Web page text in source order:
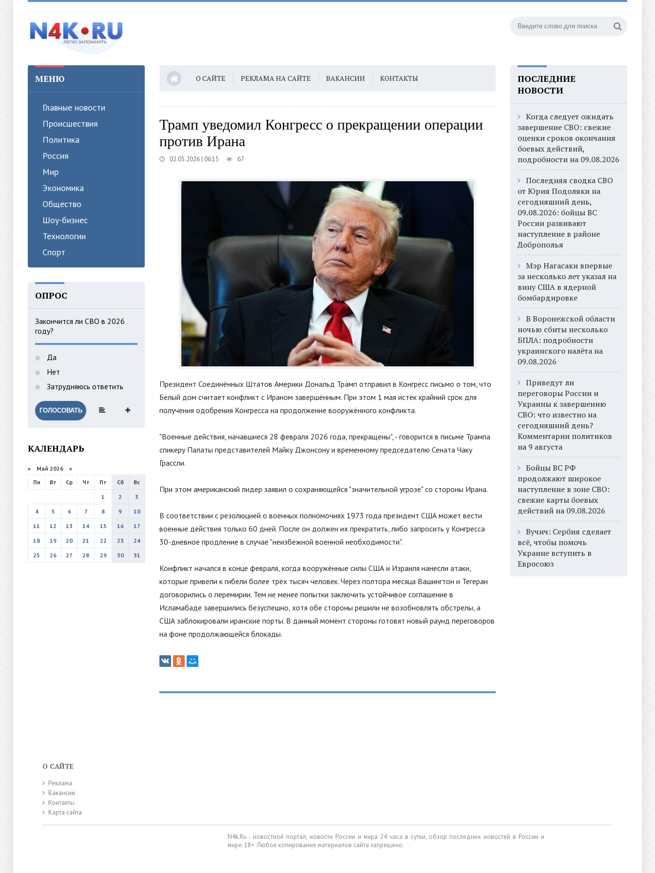
МЕНЮ
Главные новости
Происшествия
Политика
Россия
Мир
Экономика
Общество
Шоу-бизнес
Технологии
Спорт
ОПРОС
Закончится ли СВО в 2026
году?
Да
Нет
Затрудняюсь ответить
ГОЛОСОВАТЬ
КАЛЕНДАРЬ
« Май 2026 »
Пн
Вт Ср Чт Пт Сб
Вс
1
2
3
4
5 6 7 8 9
10
11
12 13 14 15 16
17
18
19 20 21 22 23
24
25
26 27 28 29 30 31
О САЙТЕ РЕКЛАМА НА САЙТЕ ВАКАНСИИ КОНТАКТЫ
Трамп уведомил Конгресс о прекращении операции
против Ирана
02.05.2026 | 06:15 67
Президент Соединённых Штатов Америки Дональд Трамп отправил в Конгресс письмо о том, что
Белый дом считает конфликт с Ираном завершённым. При этом 1 мая истёк крайний срок для
получения одобрения Конгресса на продолжение вооружённого конфликта.
"Военные действия, начавшиеся 28 февраля 2026 года, прекращены", - говорится в письме Трампа
спикеру Палаты представителей Майку Джонсону и временному председателю Сената Чаку
Грассли.
При этом американский лидер заявил о сохраняющейся "значительной угрозе" со стороны Ирана.
В соответствии с резолюцией о военных полномочиях 1973 года президент США может вести
военные действия только 60 дней. После он должен их прекратить, либо запросить у Конгресса
30-дневное продление в случае "неизбежной военной необходимости".
Конфликт начался в конце февраля, когда вооружённые силы США и Израиля нанесли атаки,
которые привели к гибели более трёх тысяч человек. Через полтора месяца Вашингтон и Тегеран
договорились о перемирии. Тем не менее попытки заключить устойчивое соглашение в
Исламабаде завершились безуспешно, хотя обе стороны решили не возобновлять обстрелы, а
США заблокировали иранские порты. В данный момент стороны готовят новый раунд переговоров
на фоне продолжающейся блокады.
ПОСЛЕДНИЕ
НОВОСТИ
Когда следует ожидать
завершение СВО: свежие
оценки сроков окончания
боевых действий,
подробности на 09.08.2026
Последняя сводка СВО
от Юрия Подоляки на
сегодняшний день,
09.08.2026: бойцы ВС
России развивают
наступление в районе
Доброполья
Мэр Нагасаки впервые
за несколько лет указал на
вину США в ядерной
бомбардировке
В Воронежской области
ночью сбиты несколько
БПЛА: подробности
украинского налёта на
09.08.2026
Приведут ли
переговоры России и
Украины к завершению
СВО: что известно на
сегодняшний день?
Комментарии политиков
на 9 августа
Бойцы ВС РФ
продолжают широкое
наступление в зоне СВО:
свежие карты боевых
действий на 09.08.2026
Вучич: Сербия сделает
всё, чтобы помочь
Украине вступить в
Евросоюз
О САЙТЕ
Реклама
Вакансии
Контакты
Карта сайта
N4k.Ru - новостной портал, новости России и мира 24 часа в сутки, обзор последних новостей в России и
мире. 18+. Любое копирование материалов сайта запрещено.